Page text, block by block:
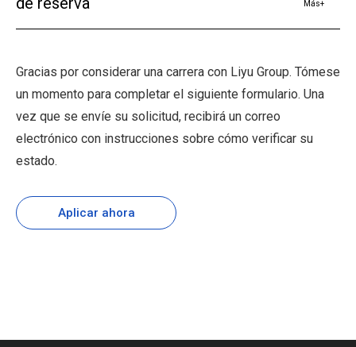
Más+
Gracias por considerar una carrera con Liyu Group. Tómese
un momento para completar el siguiente formulario. Una
vez que se envíe su solicitud, recibirá un correo
electrónico con instrucciones sobre cómo verificar su
estado.
Aplicar ahora